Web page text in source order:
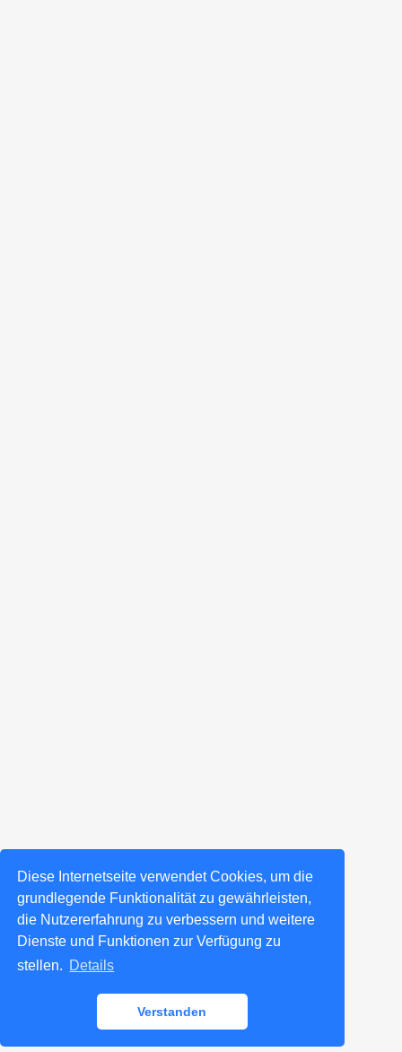
Diese Internetseite verwendet Cookies, um die
grundlegende Funktionalität zu gewährleisten,
die Nutzererfahrung zu verbessern und weitere
Dienste und Funktionen zur Verfügung zu
stellen. Details
Verstanden